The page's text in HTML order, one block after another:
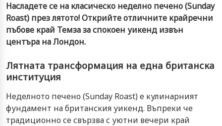
Насладете се на класическо неделно печено (Sunday
Roast) през лятото! Открийте отличните крайречни
пъбове край Темза за спокоен уикенд извън
центъра на Лондон.
Лятната трансформация на една британска
институция
Неделното печено (Sunday Roast) е кулинарният
фундамент на британския уикенд. Въпреки че
традиционно се свързва с уютни вечери край